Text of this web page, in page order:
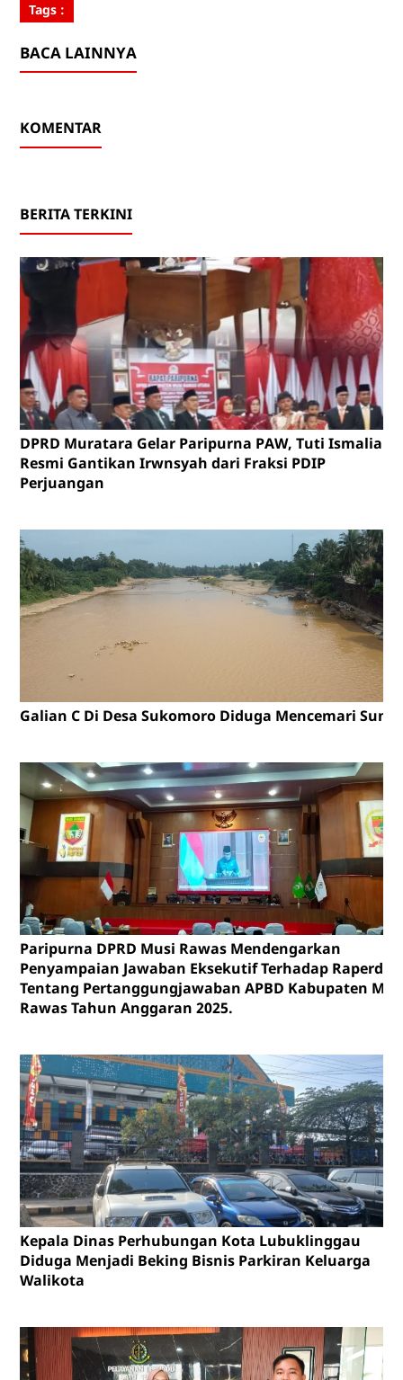
Tags :
BACA LAINNYA
KOMENTAR
BERITA TERKINI
DPRD Muratara Gelar Paripurna PAW, Tuti Ismalia
Resmi Gantikan Irwnsyah dari Fraksi PDIP
Perjuangan
Galian C Di Desa Sukomoro Diduga Mencemari
Paripurna DPRD Musi Rawas Mendengarkan
Penyampaian Jawaban Eksekutif Terhadap Raperda
Tentang Pertanggungjawaban APBD Kabupaten
Rawas Tahun Anggaran 2025.
Kepala Dinas Perhubungan Kota Lubuklinggau
Diduga Menjadi Beking Bisnis Parkiran Keluarga
Walikota